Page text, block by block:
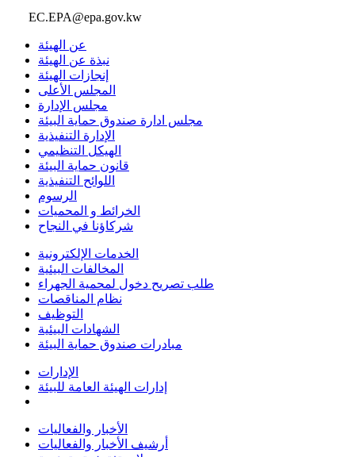
EC.EPA@epa.gov.kw
عن الهيئة
نبذة عن الهيئة
إنجازات الهيئة
المجلس الأعلى
مجلس الإدارة
مجلس ادارة صندوق حماية البيئة
الإدارة التنفيذية
الهيكل التنظيمي
قانون حماية البيئة
اللوائح التنفيذية
الرسوم
الخرائط و المحميات
شركاؤنا في النجاح
الخدمات الإلكترونية
المخالفات البيئية
طلب تصريح دخول لمحمية الجهراء
نظام المناقصات
التوظيف
الشهادات البيئية
مبادرات صندوق حماية البيئة
الإدارات
إدارات الهيئة العامة للبيئة
الأخبار والفعاليات
أرشيف الأخبار والفعاليات